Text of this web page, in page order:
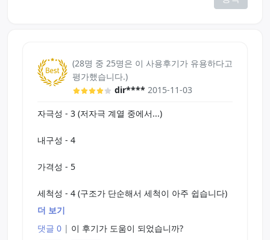
(28명 중 25명은 이 사용후기가 유용하다고
평가했습니다.)
dir**** 2015-11-03
자극성 - 3 (저자극 계열 중에서...)
내구성 - 4
가격성 - 5
세척성 - 4 (구조가 단순해서 세척이 아주 쉽습니다)
더 보기
댓글 0 | 이 후기가 도움이 되었습니까?